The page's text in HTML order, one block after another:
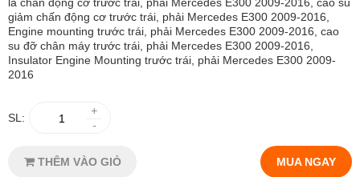
giảm chấn động cơ trước trái, phải Mercedes E300 2009-2016,
Engine mounting trước trái, phải Mercedes E300 2009-2016, cao
su đỡ chân máy trước trái, phải Mercedes E300 2009-2016,
Insulator Engine Mounting trước trái, phải Mercedes E300 2009-
2016
SL:
+
-
THÊM VÀO GIỎ MUA NGAY